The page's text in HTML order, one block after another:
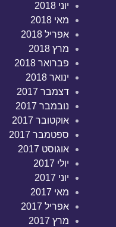
יוני 2018
מאי 2018
אפריל 2018
מרץ 2018
פברואר 2018
ינואר 2018
דצמבר 2017
נובמבר 2017
אוקטובר 2017
ספטמבר 2017
אוגוסט 2017
יולי 2017
יוני 2017
מאי 2017
אפריל 2017
מרץ 2017